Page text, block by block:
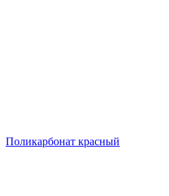
Поликарбонат красный